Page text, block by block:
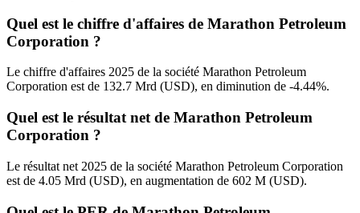
Quel est le chiffre d'affaires de Marathon Petroleum
Corporation ?
Le chiffre d'affaires 2025 de la société Marathon Petroleum
Corporation est de 132.7 Mrd (USD), en diminution de -4.44%.
Quel est le résultat net de Marathon Petroleum
Corporation ?
Le résultat net 2025 de la société Marathon Petroleum Corporation
est de 4.05 Mrd (USD), en augmentation de 602 M (USD).